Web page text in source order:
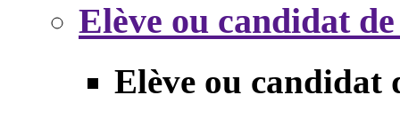
Elève ou candidat
Elève ou candidat